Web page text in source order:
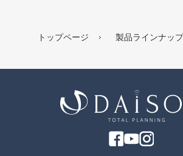
トップページ 製品ラインナップ